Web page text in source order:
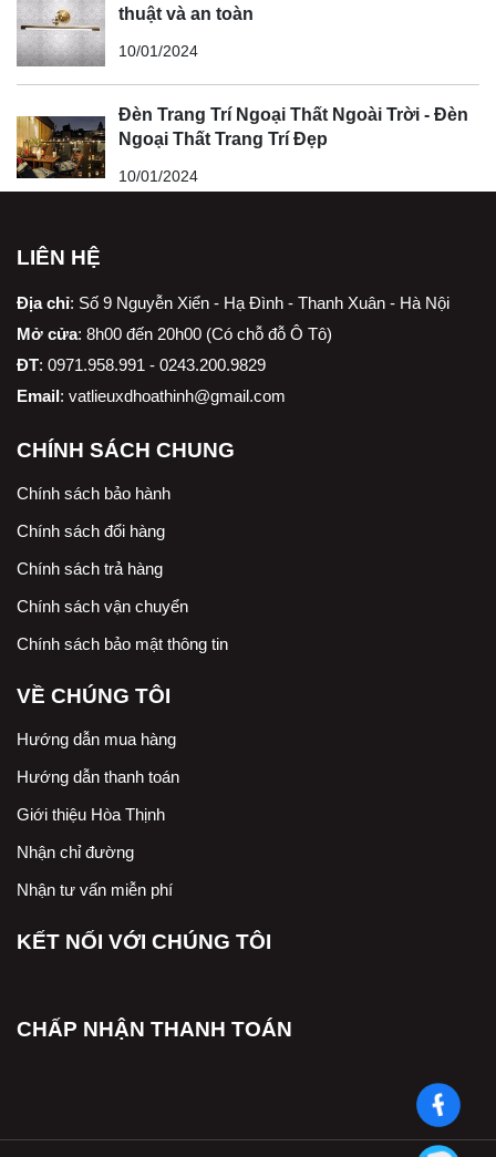
thuật và an toàn
10/01/2024
Đèn Trang Trí Ngoại Thất Ngoài Trời - Đèn
Ngoại Thất Trang Trí Đẹp
10/01/2024
LIÊN HỆ
Địa chỉ: Số 9 Nguyễn Xiển - Hạ Đình - Thanh Xuân - Hà Nội
Mở cửa: 8h00 đến 20h00 (Có chỗ đỗ Ô Tô)
ĐT: 0971.958.991 - 0243.200.9829
Email: vatlieuxdhoathinh@gmail.com
CHÍNH SÁCH CHUNG
Chính sách bảo hành
Chính sách đổi hàng
Chính sách trả hàng
Chính sách vận chuyển
Chính sách bảo mật thông tin
VỀ CHÚNG TÔI
Hướng dẫn mua hàng
Hướng dẫn thanh toán
Giới thiệu Hòa Thịnh
Nhận chỉ đường
Nhận tư vấn miễn phí
KẾT NỐI VỚI CHÚNG TÔI
CHẤP NHẬN THANH TOÁN